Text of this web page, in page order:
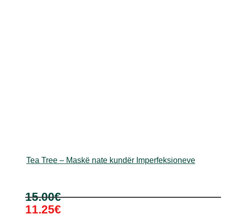
Tea Tree – Maskë nate kundër Imperfeksioneve
15.00€
Çmimi
origjinal
qe:
15.00€.
11.25€
Çmimi
i
tanishëm
është:
11.25€.